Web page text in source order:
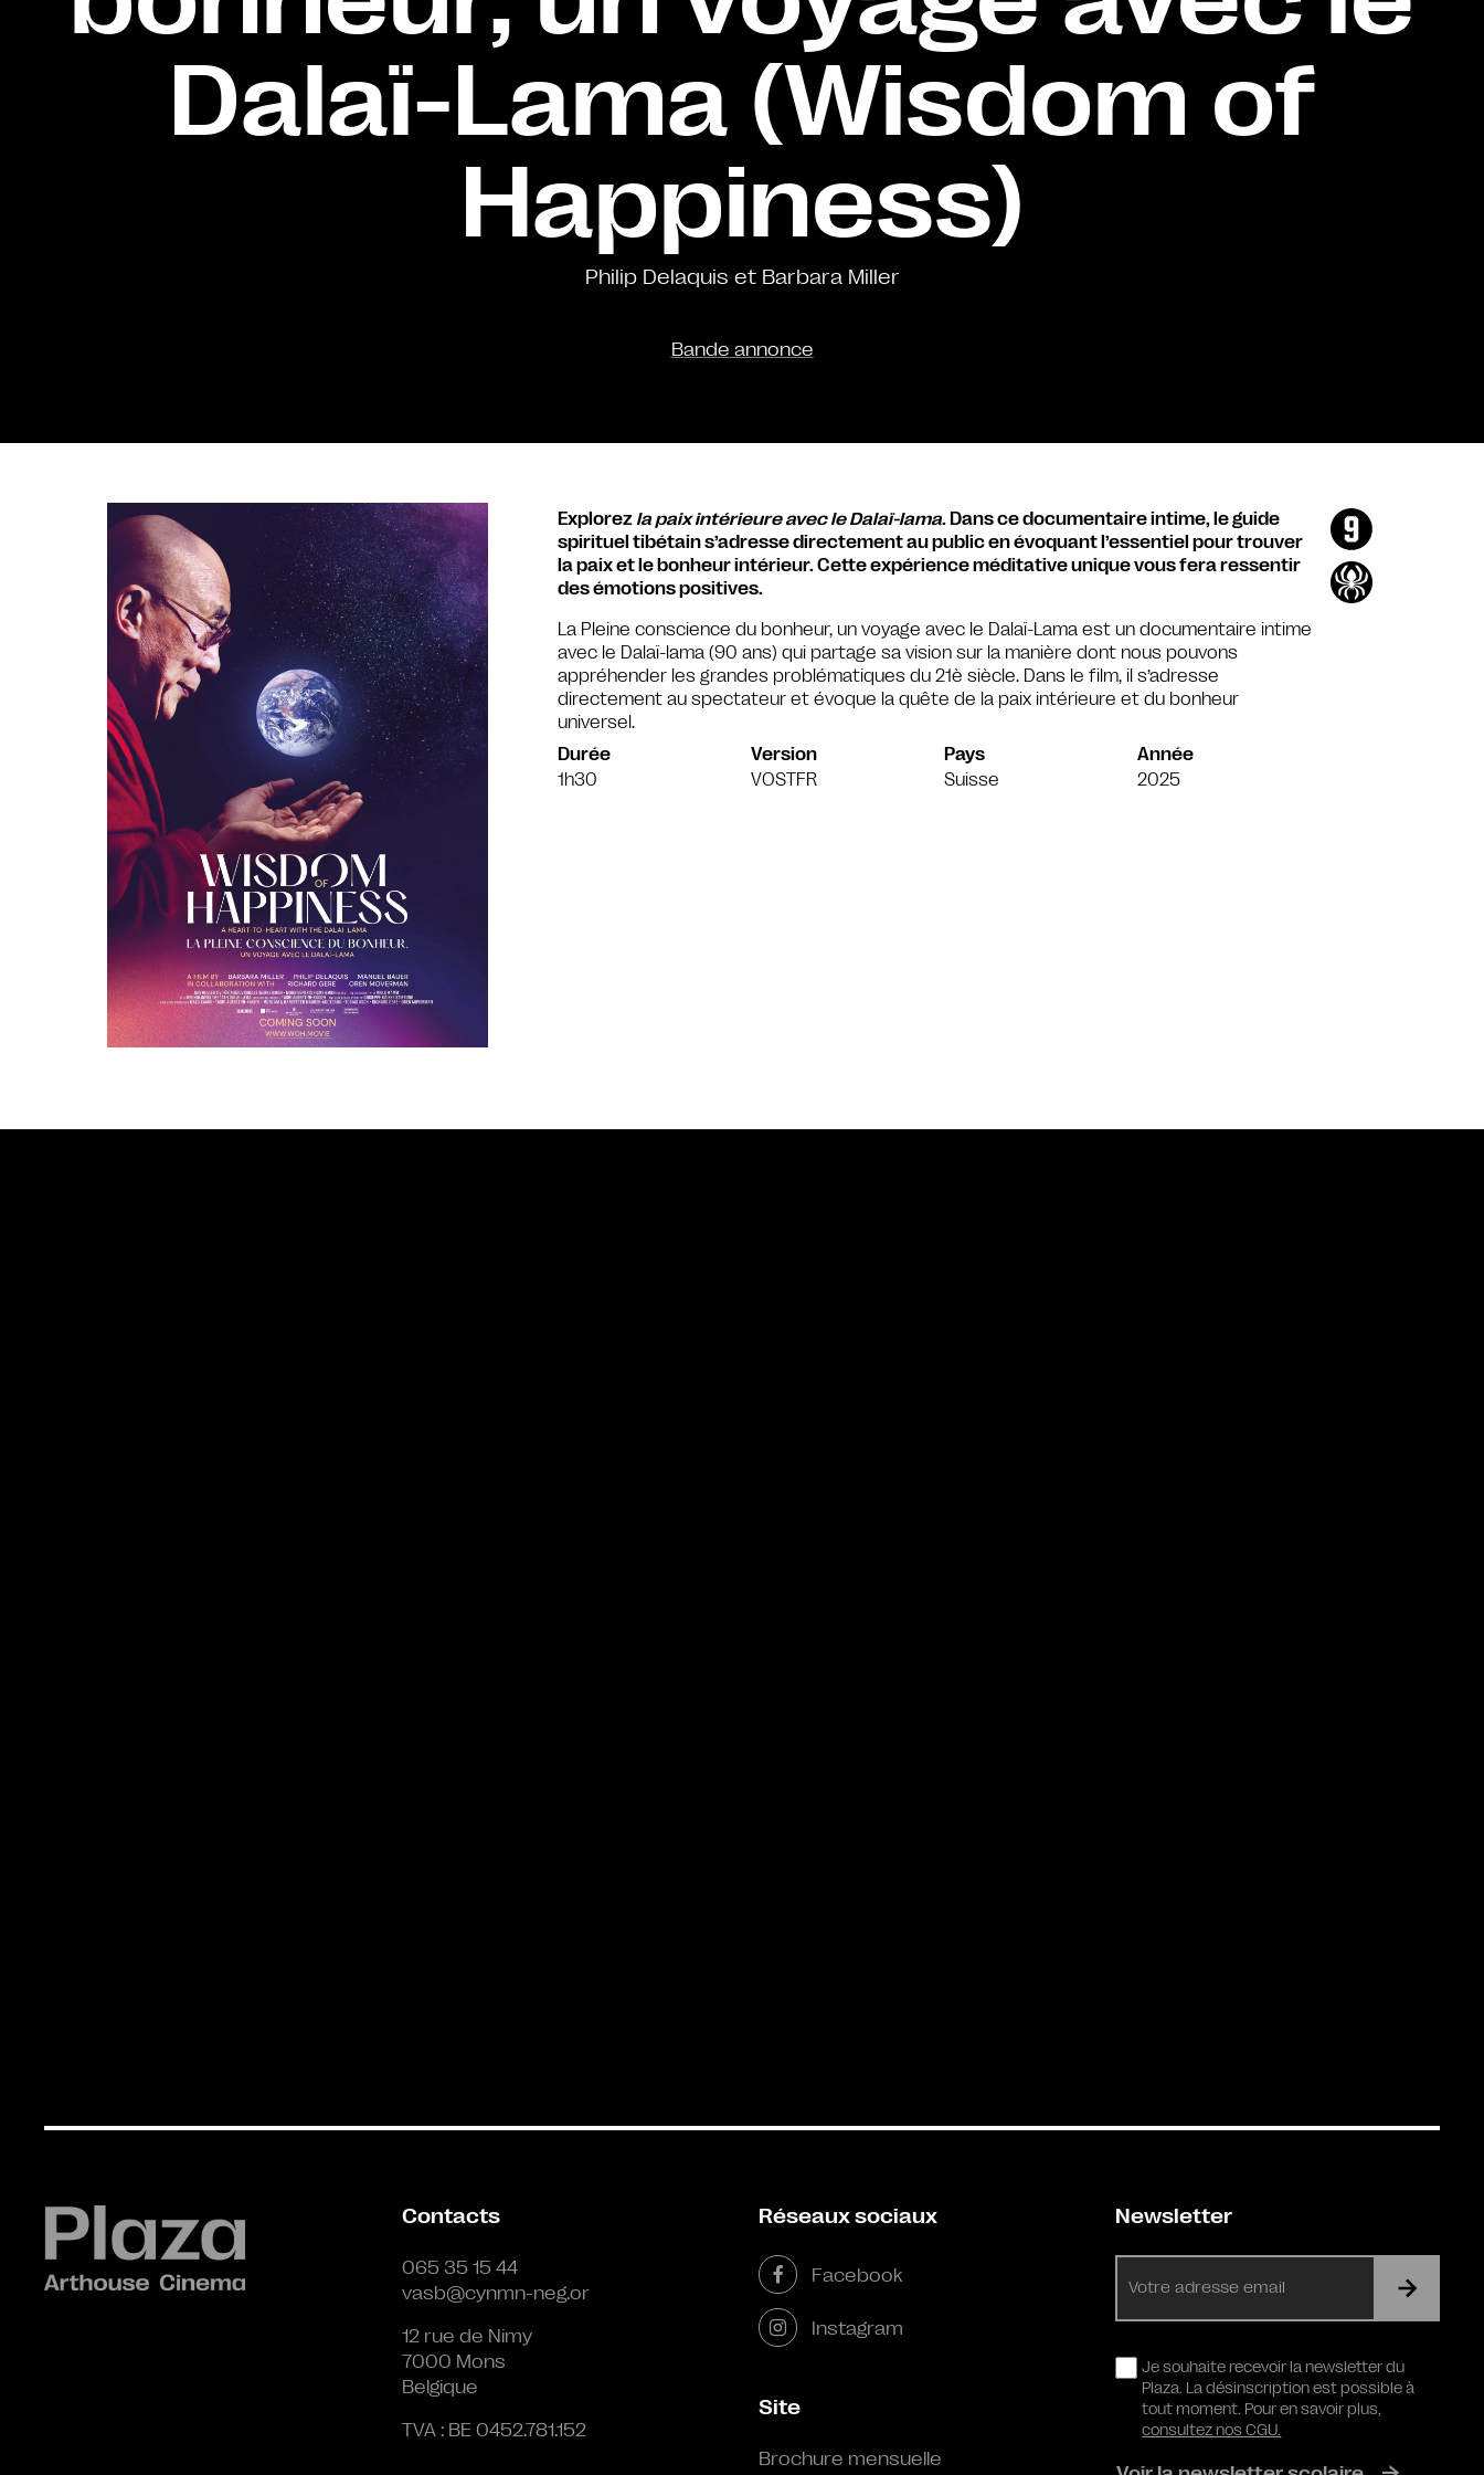
Dalaï-Lama (Wisdom of
Happiness)
Philip Delaquis et Barbara Miller
Bande annonce
Explorezla paix intérieure avec le Dalaï-lama. Dans ce documentaire intime, le guide
spirituel tibétain s’adresse directement au public en évoquant l’essentiel pour trouver
la paix et le bonheur intérieur. Cette expérience méditative unique vous fera ressentir
des émotions positives.
La Pleine conscience du bonheur, un voyage avec le Dalaï-Lama est un documentaire intime
avec le Dalaï-lama (90 ans) qui partage sa vision sur la manière dont nous pouvons
appréhender les grandes problématiques du 21è siècle. Dans le film, il s’adresse
directement au spectateur et évoque la quête de la paix intérieure et du bonheur
universel.
Durée
1h30
Version
VOSTFR
Pays
Suisse
Année
2025
Contacts
065 35 15 44
vasb@cynmn-neg.or
12 rue de Nimy
7000 Mons
Belgique
TVA : BE 0452.781.152
Réseaux sociaux
Facebook
Instagram
Site
Brochure mensuelle
Newsletter
mail
RGPDJe souhaite recevoir la newsletter du
Plaza. La désinscription est possible à
tout moment. Pour en savoir plus,
consultez nos CGU.